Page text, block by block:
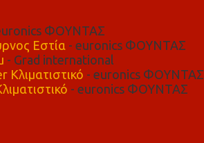
ΦΟΥΝΤΑΣ
Εστία - euronics ΦΟΥΝΤΑΣ
- Grad international
Κλιματιστικό - euronics ΦΟΥΝΤΑΣ
- euronics ΦΟΥΝΤΑΣ